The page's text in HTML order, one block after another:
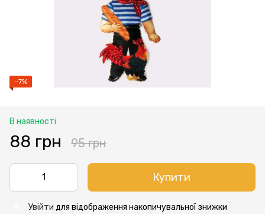
−7%
В наявності
88 грн 95 грн
Купити
Увійти для відображення накопичувальної знижки